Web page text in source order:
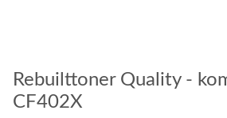
Rebuilttoner Quality -
CF402X